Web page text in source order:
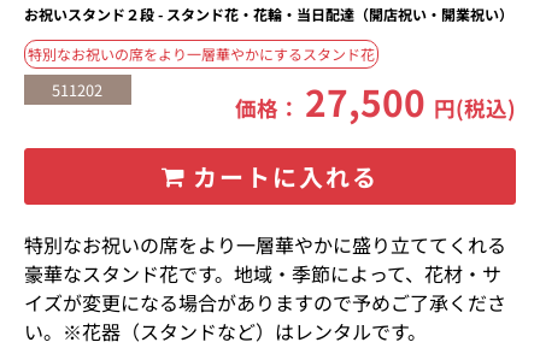
お祝いスタンド２段 - スタンド花・花輪・当日配達（開店祝い・開業祝い）
特別なお祝いの席をより一層華やかにするスタンド花
511202
価格： 27,500 円(税込)
カートに入れる
特別なお祝いの席をより一層華やかに盛り立ててくれる
豪華なスタンド花です。地域・季節によって、花材・サ
イズが変更になる場合がありますので予めご了承くださ
い。※花器（スタンドなど）はレンタルです。